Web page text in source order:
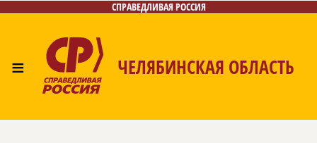
СПРАВЕДЛИВАЯ РОССИЯ
≡ ЧЕЛЯБИНСКАЯ ОБЛАСТЬ